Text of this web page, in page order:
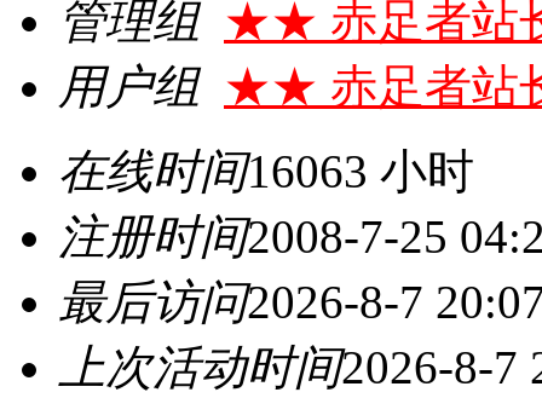
管理组 ★★ 赤足者
用户组 ★★ 赤足者
在线时间16063 小时
注册时间2008-7-25
最后访问2026-8-7
上次活动时间2026-8-7